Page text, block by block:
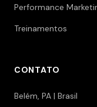
Performance
Treinamentos
CONTATO
Belém, PA | Brasil